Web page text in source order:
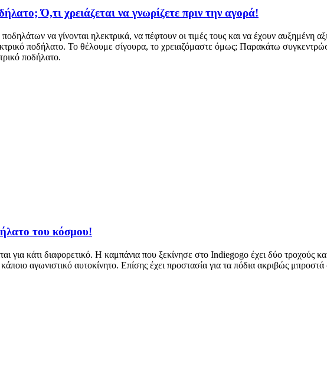
Ό,τι χρειάζεται να γνωρίζετε πριν την αγορά!
να γίνονται ηλεκτρικά, να πέφτουν οι τιμές τους και να έχουν αυξημένη
ποδήλατο. Το θέλουμε σίγουρα, το χρειαζόμαστε όμως; Παρακάτω
ποδήλατο.
του κόσμου!
για κάτι διαφορετικό. Η καμπάνια που ξεκίνησε στο Indiegogo έχει δύο
αγωνιστικό αυτοκίνητο. Επίσης έχει προστασία για τα πόδια ακριβώς